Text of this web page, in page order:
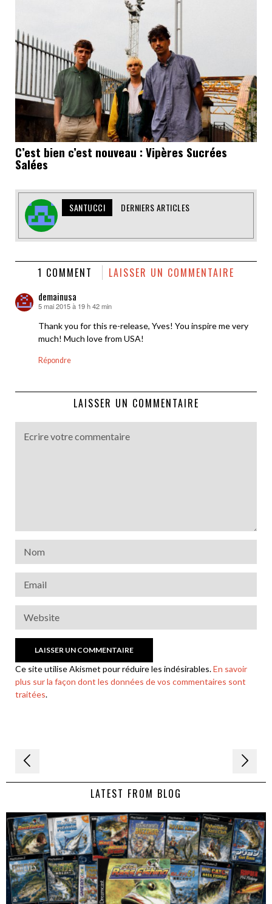
C’est bien c’est nouveau : Vipères Sucrées
Salées
SANTUCCI DERNIERS ARTICLES
1 COMMENT LAISSER UN COMMENTAIRE
demainusa
dit :
5 mai 2015 à 19 h 42 min
Thank you for this re-release, Yves! You inspire me very
much! Much love from USA!
Répondre
LAISSER UN COMMENTAIRE
Ce site utilise Akismet pour réduire les indésirables.En savoir
plus sur la façon dont les données de vos commentaires sont
traitées.
Navigation
de LATEST FROM BLOG